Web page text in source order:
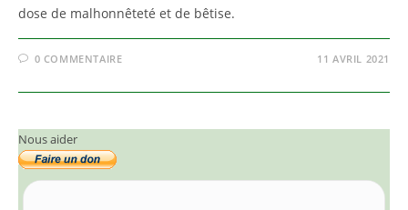
dose de malhonnêteté et de bêtise.
0 COMMENTAIRE 11 AVRIL 2021
Nous aider